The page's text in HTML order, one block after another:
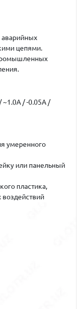
аварийных
цепями.
~1.0А / -0.05А /
умеренного
или панельный
пластика,